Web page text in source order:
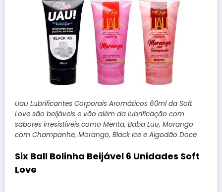
Uau Lubrificantes Corporais Aromáticos 60ml da Soft
Love são beijáveis e vão além da lubrificação com
sabores irresistíveis como Menta, Baba Luu, Morango
com Champanhe, Morango, Black Ice e Algodão Doce
Six Ball Bolinha Beijável 6 Unidades Soft
Love